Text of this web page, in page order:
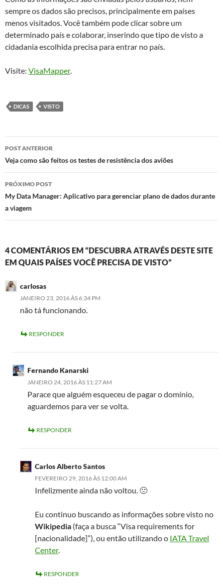
sempre os dados são precisos, principalmente em países
menos visitados. Você também pode clicar sobre um
determinado país e colaborar, inserindo que tipo de visto a
cidadania escolhida precisa para entrar no país.
Visite: VisaMapper.
DICAS VISTO
Navegação
de
posts
POST ANTERIOR
Veja como são feitos os testes de resistência dos aviões
PRÓXIMO POST
My Data Manager: Aplicativo para gerenciar plano de dados durante
a viagem
4 COMENTÁRIOS EM “DESCUBRA ATRAVÉS DESTE SITE
EM QUAIS PAÍSES VOCÊ PRECISA DE VISTO”
carlosas
JANEIRO 23, 2016 ÀS 6:34 PM
não tá funcionando.
RESPONDER
Fernando Kanarski
JANEIRO 24, 2016 ÀS 11:27 AM
Parace que alguém esqueceu de pagar o domínio,
aguardemos para ver se volta.
RESPONDER
Carlos Alberto Santos
FEVEREIRO 29, 2016 ÀS 12:00 AM
Infelizmente ainda não voltou. 🙁
Eu continuo buscando as informações sobre visto no
Wikipedia (faça a busca “Visa requirements for
[nacionalidade]”), ou então utilizando o IATA Travel
Center.
RESPONDER